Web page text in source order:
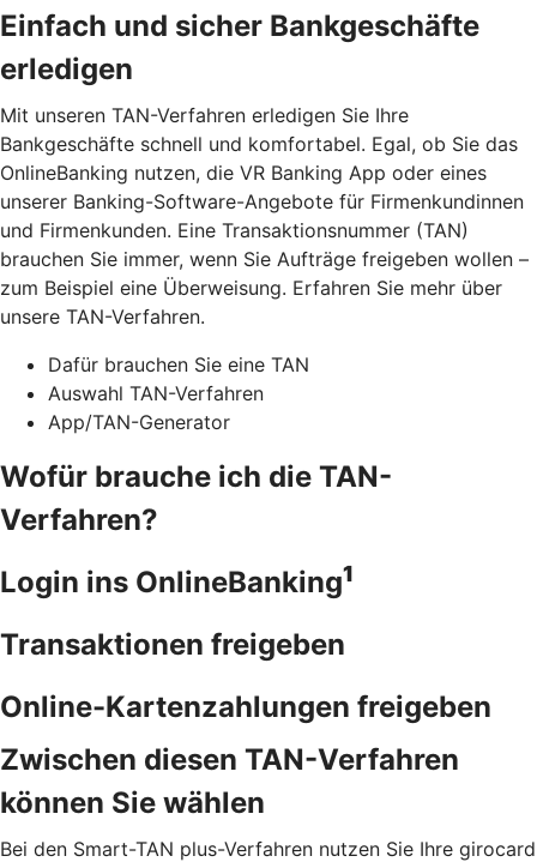
Einfach und sicher Bankgeschäfte
erledigen
Mit unseren TAN-Verfahren erledigen Sie Ihre
Bankgeschäfte schnell und komfortabel. Egal, ob Sie das
OnlineBanking nutzen, die VR Banking App oder eines
unserer Banking-Software-Angebote für Firmenkundinnen
und Firmenkunden. Eine Transaktionsnummer (TAN)
brauchen Sie immer, wenn Sie Aufträge freigeben wollen –
zum Beispiel eine Überweisung. Erfahren Sie mehr über
unsere TAN-Verfahren.
Dafür brauchen Sie eine TAN
Auswahl TAN-Verfahren
App/TAN-Generator
Wofür brauche ich die TAN-
Verfahren?
Login ins OnlineBanking1
Transaktionen freigeben
Online-Kartenzahlungen freigeben
Zwischen diesen TAN-Verfahren
können Sie wählen
Bei den Smart-TAN plus-Verfahren nutzen Sie Ihre girocard